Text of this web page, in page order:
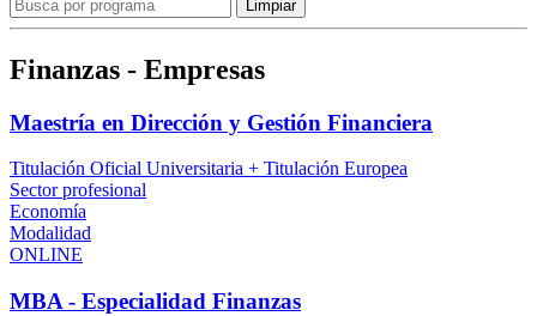
Finanzas - Empresas
Maestría en Dirección y Gestión Financiera
Titulación Oficial Universitaria + Titulación Europea
Sector profesional
Economía
Modalidad
ONLINE
MBA - Especialidad Finanzas